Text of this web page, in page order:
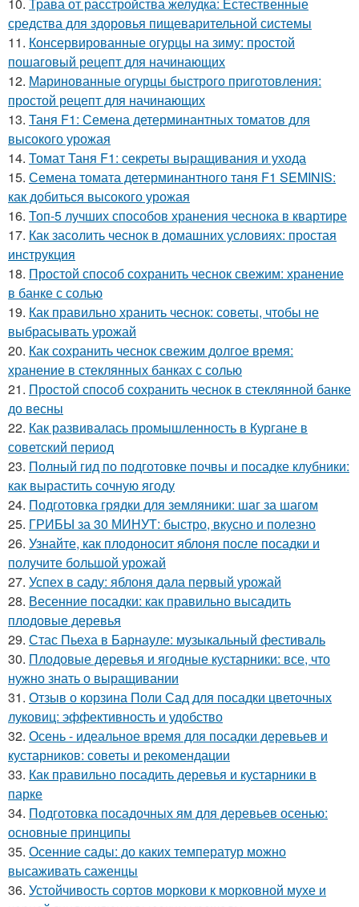
средства для здоровья пищеварительной системы
11. Консервированные огурцы на зиму: простой
пошаговый рецепт для начинающих
12. Маринованные огурцы быстрого приготовления:
простой рецепт для начинающих
13. Таня F1: Семена детерминантных томатов для
высокого урожая
14. Томат Таня F1: секреты выращивания и ухода
15. Семена томата детерминантного таня F1 SEMINIS:
как добиться высокого урожая
16. Топ-5 лучших способов хранения чеснока в квартире
17. Как засолить чеснок в домашних условиях: простая
инструкция
18. Простой способ сохранить чеснок свежим: хранение
в банке с солью
19. Как правильно хранить чеснок: советы, чтобы не
выбрасывать урожай
20. Как сохранить чеснок свежим долгое время:
хранение в стеклянных банках с солью
21. Простой способ сохранить чеснок в стеклянной банке
до весны
22. Как развивалась промышленность в Кургане в
советский период
23. Полный гид по подготовке почвы и посадке клубники:
как вырастить сочную ягоду
24. Подготовка грядки для земляники: шаг за шагом
25. ГРИБЫ за 30 МИНУТ: быстро, вкусно и полезно
26. Узнайте, как плодоносит яблоня после посадки и
получите большой урожай
27. Успех в саду: яблоня дала первый урожай
28. Весенние посадки: как правильно высадить
плодовые деревья
29. Стас Пьеха в Барнауле: музыкальный фестиваль
30. Плодовые деревья и ягодные кустарники: все, что
нужно знать о выращивании
31. Отзыв о корзина Поли Сад для посадки цветочных
луковиц: эффективность и удобство
32. Осень - идеальное время для посадки деревьев и
кустарников: советы и рекомендации
33. Как правильно посадить деревья и кустарники в
парке
34. Подготовка посадочных ям для деревьев осенью:
основные принципы
35. Осенние сады: до каких температур можно
высаживать саженцы
36. Устойчивость сортов моркови к морковной мухе и